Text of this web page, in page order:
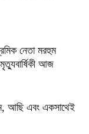
নেতা মরহুম
আজ
আছি এবং একসাথেই